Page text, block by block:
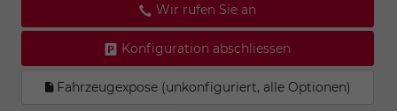
Wir rufen Sie an
Konfiguration abschliessen
Fahrzeugexpose (unkonfiguriert, alle Optionen)